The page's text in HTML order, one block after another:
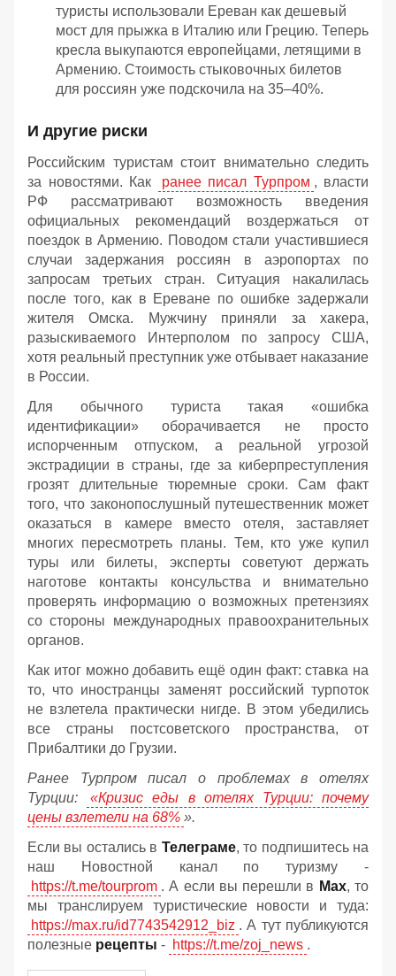
туристы использовали Ереван как дешевый
мост для прыжка в Италию или Грецию. Теперь
кресла выкупаются европейцами, летящими в
Армению. Стоимость стыковочных билетов
для россиян уже подскочила на 35–40%.
И другие риски
Российским туристам стоит внимательно следить
за новостями. Как
ранее писал Турпром , власти
РФ рассматривают возможность введения
официальных рекомендаций воздержаться от
поездок в Армению. Поводом стали участившиеся
случаи задержания россиян в аэропортах по
запросам третьих стран. Ситуация накалилась
после того, как в Ереване по ошибке задержали
жителя Омска. Мужчину приняли за хакера,
разыскиваемого Интерполом по запросу США,
хотя реальный преступник уже отбывает наказание
в России.
Для обычного туриста такая «ошибка
идентификации» оборачивается не просто
испорченным отпуском, а реальной угрозой
экстрадиции в страны, где за киберпреступления
грозят длительные тюремные сроки. Сам факт
того, что законопослушный путешественник может
оказаться в камере вместо отеля, заставляет
многих пересмотреть планы. Тем, кто уже купил
туры или билеты, эксперты советуют держать
наготове контакты консульства и внимательно
проверять информацию о возможных претензиях
со стороны международных правоохранительных
органов.
Как итог можно добавить ещё один факт: ставка на
то, что иностранцы заменят российский турпоток
не взлетела практически нигде. В этом убедились
все страны постсоветского пространства, от
Прибалтики до Грузии.
Ранее Турпром писал о проблемах в отелях
Турции:
«Кризис еды в отелях Турции: почему
цены взлетели на 68% ».
Если вы остались в Телеграме, то подпишитесь на
наш Новостной канал по туризму -
https://t.me/tourprom . А если вы перешли в Мах, то
мы транслируем туристические новости и туда:
https://max.ru/id7743542912_biz . А тут публикуются
полезные рецепты - https://t.me/zoj_news .